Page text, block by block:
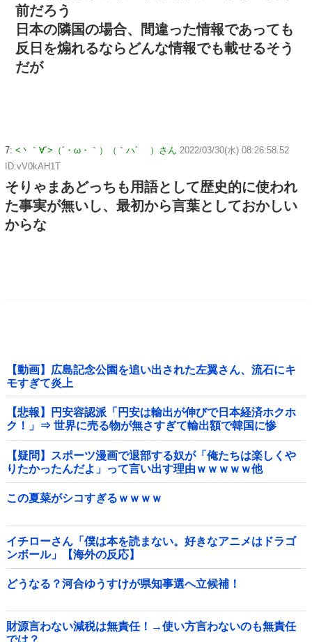
前だろう
日本の隣国の場合、間違った情報であっても
反日を煽れるならどんな情報でも載せるそう
だが
7: <丶｀∀´>（´・ω・｀）（｀ハ´ ）さん 2022/03/30(水) 08:26:58.52
ID:vV0kAH1T
そりゃまあどっちも用語として歴史的に使われ
た事実が無いし、最初から言葉としておかしい
からな
【動画】広島記念公園を追い出された左翼さん、流石にキ
モすぎて炎上
【悲報】円安容認派「円安は輸出が伸びで日本経済ホクホ
ク！」⇒ 世界に売る物が無さすぎて輸出額で韓国に惨
敗・・・
【疑問】スポーツ漫画で退部する奴が「俺たちは楽しくや
りたかったんだよ」って言い出す理由ｗｗｗｗｗ他
この夏菜がシコすぎるｗｗｗｗ
イチローさん「僕は本を読まない。好きなアニメはドラゴ
ンボール」【海外の反応】
どうなる？河合ゆうすけが県知事選へ立候補！
財源言わない減税は無責任！→使い方言わないのも無責任